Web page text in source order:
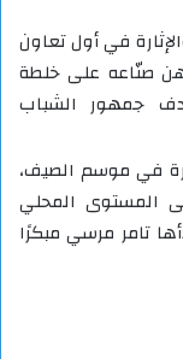
في أول تعاون
صنّاعه على خلطة
جمهور الشباب
في موسم الصيف،
المستوى المحلي
تامر مرسي مبكرًا